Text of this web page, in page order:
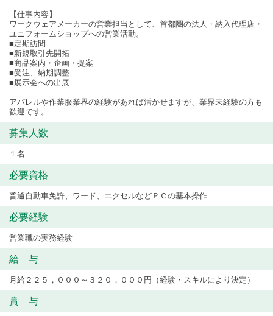
【仕事内容】
ワークウェアメーカーの営業担当として、首都圏の法人・納入代理店・
ユニフォームショップへの営業活動。
■定期訪問
■新規取引先開拓
■商品案内・企画・提案
■受注、納期調整
■展示会への出展
アパレルや作業服業界の経験があれば活かせますが、業界未経験の方も
歓迎です。
募集人数
１名
必要資格
普通自動車免許、ワード、エクセルなどＰＣの基本操作
必要経験
営業職の実務経験
給 与
月給２２５，０００～３２０，０００円（経験・スキルにより決定）
賞 与